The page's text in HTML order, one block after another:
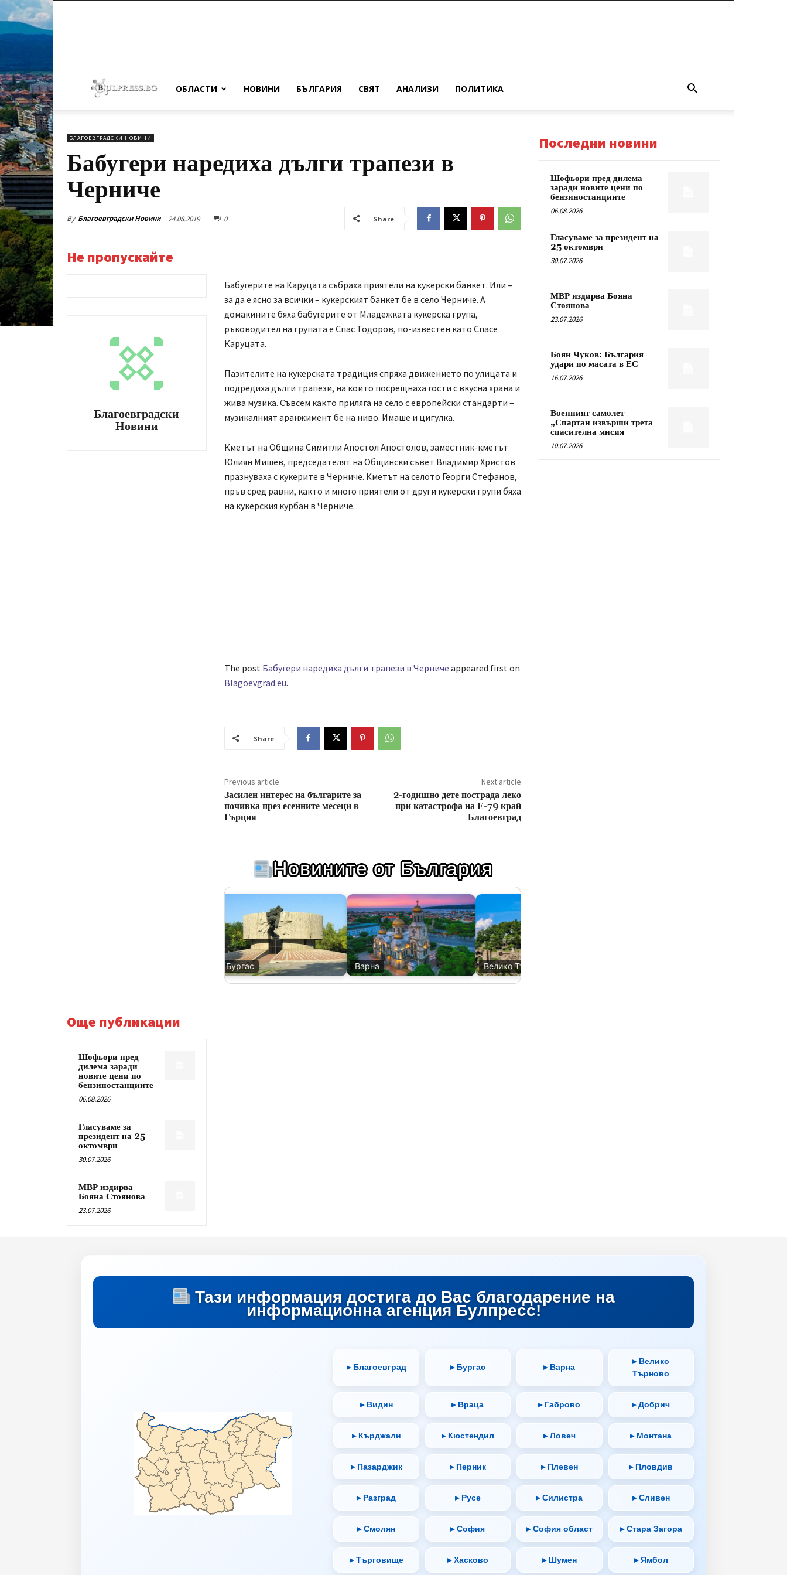
ОБЛАСТИ НОВИНИ БЪЛГАРИЯ СВЯТ АНАЛИЗИ ПОЛИТИКА
БЛАГОЕВГРАДСКИ НОВИНИ
Бабугери наредиха дълги трапези в
Черниче
By Благоевградски Новини 24.08.2019 0 Share
Не пропускайте
Благоевградски
Новини
Бабугерите на Каруцата събраха приятели на кукерски банкет. Или –
за да е ясно за всички – кукерският банкет бе в село Черниче. А
домакините бяха бабугерите от Младежката кукерска група,
ръководител на групата е Спас Тодоров, по-известен като Спасе
Каруцата.
Пазителите на кукерската традиция спряха движението по улицата и
подредиха дълги трапези, на които посрещнаха гости с вкусна храна и
жива музика. Съвсем както приляга на село с европейски стандарти –
музикалният аранжимент бе на ниво. Имаше и цигулка.
Кметът на Община Симитли Апостол Апостолов, заместник-кметът
Юлиян Мишев, председателят на Общински съвет Владимир Христов
празнуваха с кукерите в Черниче. Кметът на селото Георги Стефанов,
пръв сред равни, както и много приятели от други кукерски групи бяха
на кукерския курбан в Черниче.
The post Бабугери наредиха дълги трапези в Черниче appeared first on
Blagoevgrad.eu.
Share
Previous article
Засилен интерес на българите за
почивка през есенните месеци в
Гърция
Next article
2-годишно дете пострада леко
при катастрофа на Е-79 край
Благоевград
Новините от България
Бургас Варна Велико Търново
Още публикации
Шофьори пред
дилема заради
новите цени по
бензиностанциите
06.08.2026
Гласуваме за
президент на 25
октомври
30.07.2026
МВР издирва
Бояна Стоянова
23.07.2026
Последни новини
Шофьори пред дилема
заради новите цени по
бензиностанциите
06.08.2026
Гласуваме за президент на
25 октомври
30.07.2026
МВР издирва Бояна
Стоянова
23.07.2026
Боян Чуков: България
удари по масата в ЕС
16.07.2026
Военният самолет
„Спартан извърши трета
спасителна мисия
10.07.2026
Тази информация достига до Вас благодарение на
информационна агенция Булпресс!
▸ Благоевград ▸ Бургас ▸ Варна
▸ Велико
Търново
▸ Видин ▸ Враца ▸ Габрово ▸ Добрич
▸ Кърджали ▸ Кюстендил ▸ Ловеч ▸ Монтана
▸ Пазарджик ▸ Перник ▸ Плевен ▸ Пловдив
▸ Разград ▸ Русе ▸ Силистра ▸ Сливен
▸ Смолян ▸ София ▸ София област ▸ Стара Загора
▸ Търговище ▸ Хасково ▸ Шумен ▸ Ямбол